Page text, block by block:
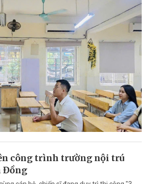
công trình trường nội trú
Đồng